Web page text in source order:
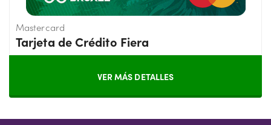
Mastercard
Tarjeta de Crédito Fiera
VER MÁS DETALLES